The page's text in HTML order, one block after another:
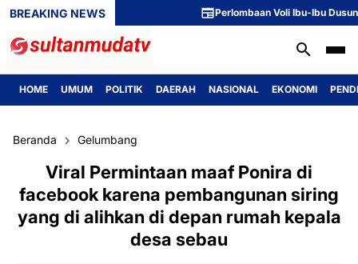
BREAKING NEWS Perlombaan Voli Ibu-Ibu Dusun 1
HOME UMUM POLITIK DAERAH NASIONAL EKONOMI
Beranda Gelumbang
Viral Permintaan maaf Ponira di
facebook karena pembangunan siring
yang di alihkan di depan rumah kepala
desa sebau